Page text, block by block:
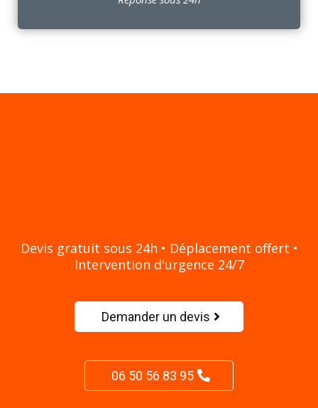
Devis gratuit sous 24h • Déplacement offert •
Intervention d'urgence 24/7
Demander un devis
06 50 56 83 95